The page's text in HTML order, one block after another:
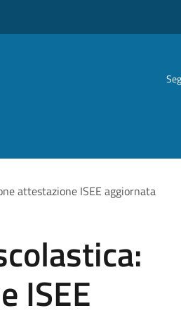
attestazione ISEE aggiornata
ISEE